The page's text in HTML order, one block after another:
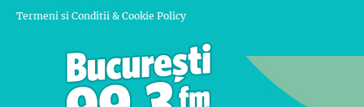
Termeni si Conditii & Cookie Policy